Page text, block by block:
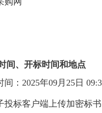
间、开标时间和地点
： 2025年09月25日
投标客户端上传加密标